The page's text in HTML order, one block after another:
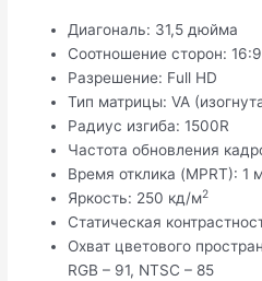
Диагональ: 31,5 дюйма
Соотношение сторон: 16:9
Разрешение: Full HD
Тип матрицы: VA
Радиус изгиба: 1500R
Частота обновления
Время отклика (MPRT): 1
Яркость: 250 кд/м2
Статическая
Охват цветового
RGB – 91, NTSC – 85